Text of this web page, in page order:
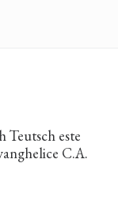
Teutsch este
C.A.